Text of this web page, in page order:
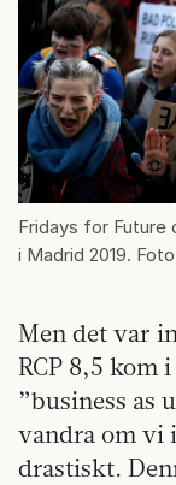
Fridays for Future
i Madrid 2019.
Men det var
RCP 8,5 kom
”business as
vandra om vi
drastiskt.